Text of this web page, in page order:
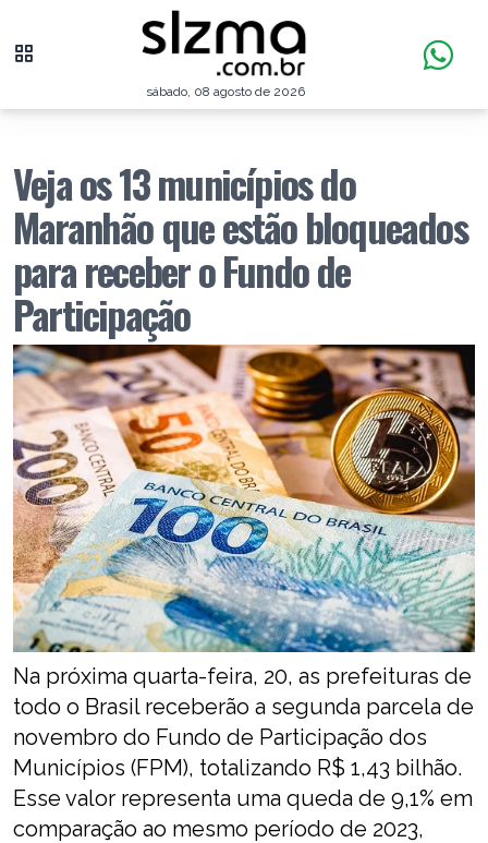
sábado, 08 agosto de 2026
Veja os 13 municípios do
Maranhão que estão bloqueados
para receber o Fundo de
Participação
Na próxima quarta-feira, 20, as prefeituras de
todo o Brasil receberão a segunda parcela de
novembro do Fundo de Participação dos
Municípios (FPM), totalizando R$ 1,43 bilhão.
Esse valor representa uma queda de 9,1% em
comparação ao mesmo período de 2023,